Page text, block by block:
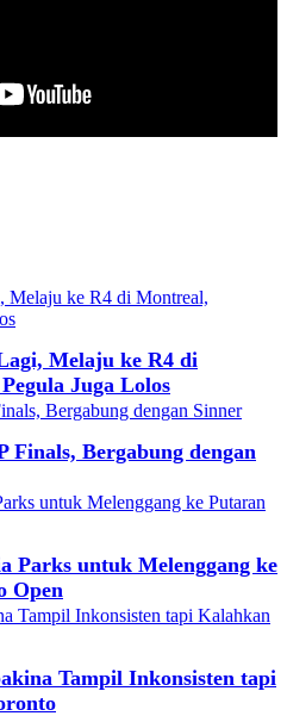
Melaju ke R4 di
Juga Lolos
Finals, Bergabung dengan
Parks untuk Melenggang ke
Open
Tampil Inkonsisten tapi